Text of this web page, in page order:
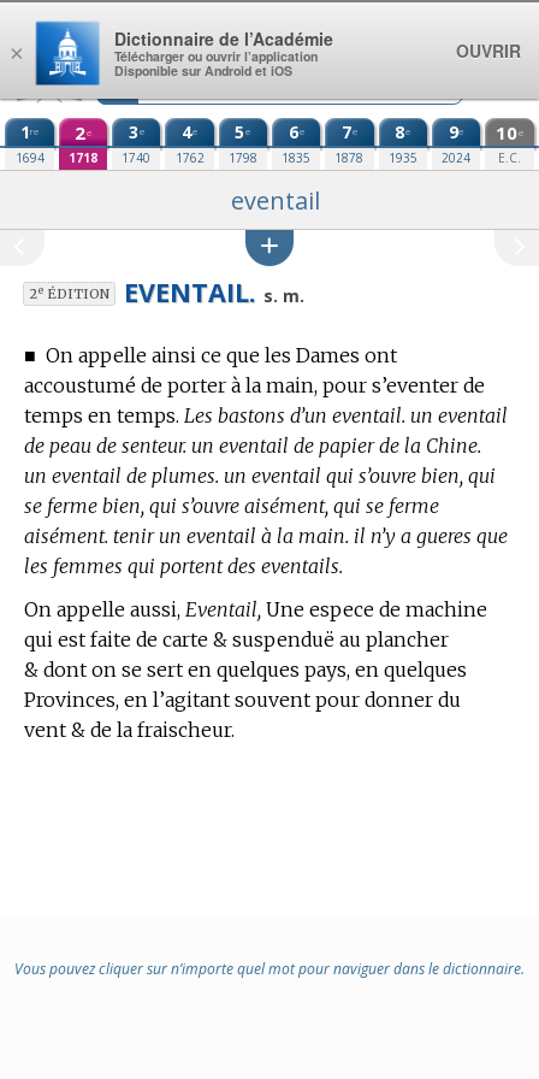
Aller au contenu
1re
1694
2e
1718
3e
1740
4e
1762
5e
1798
6e
1835
7e
1878
8e
1935
9e
2024
10e
E.C.
eventail
2eÉDITION EVENTAIL. s. m.
■ On appelle ainsi ce que les Dames ont
accoustumé de porter à la main, pour s’eventer de
temps en temps. Les bastons d’un eventail. un eventail
de peau de senteur. un eventail de papier de la Chine.
un eventail de plumes. un eventail qui s’ouvre bien, qui
se ferme bien, qui s’ouvre aisément, qui se ferme
aisément. tenir un eventail à la main. il n’y a gueres que
les femmes qui portent des eventails.
On appelle aussi, Eventail, Une espece de machine
qui est faite de carte & suspenduë au plancher
& dont on se sert en quelques pays, en quelques
Provinces, en l’agitant souvent pour donner du
vent & de la fraischeur.
Vous pouvez cliquer sur n’importe quel mot pour naviguer dans le dictionnaire.
×
Dictionnaire de l’Académie
Télécharger ou ouvrir l’application
Disponible sur Android et iOS
OUVRIR